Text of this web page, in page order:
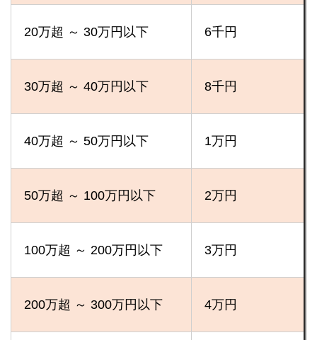
20万超 ～ 30万円以下 6千円
30万超 ～ 40万円以下 8千円
40万超 ～ 50万円以下 1万円
50万超 ～ 100万円以下 2万円
100万超 ～ 200万円以下 3万円
200万超 ～ 300万円以下 4万円